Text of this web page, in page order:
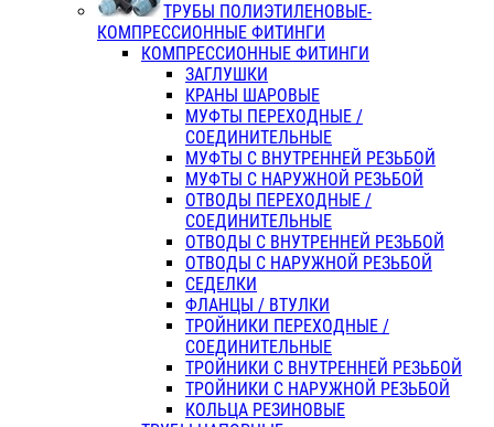
ТРУБЫ ПОЛИЭТИЛЕНОВЫЕ-
КОМПРЕССИОННЫЕ ФИТИНГИ
КОМПРЕССИОННЫЕ ФИТИНГИ
ЗАГЛУШКИ
КРАНЫ ШАРОВЫЕ
МУФТЫ ПЕРЕХОДНЫЕ /
СОЕДИНИТЕЛЬНЫЕ
МУФТЫ С ВНУТРЕННЕЙ РЕЗЬБОЙ
МУФТЫ С НАРУЖНОЙ РЕЗЬБОЙ
ОТВОДЫ ПЕРЕХОДНЫЕ /
СОЕДИНИТЕЛЬНЫЕ
ОТВОДЫ С ВНУТРЕННЕЙ РЕЗЬБОЙ
ОТВОДЫ С НАРУЖНОЙ РЕЗЬБОЙ
СЕДЕЛКИ
ФЛАНЦЫ / ВТУЛКИ
ТРОЙНИКИ ПЕРЕХОДНЫЕ /
СОЕДИНИТЕЛЬНЫЕ
ТРОЙНИКИ С ВНУТРЕННЕЙ РЕЗЬБОЙ
ТРОЙНИКИ С НАРУЖНОЙ РЕЗЬБОЙ
КОЛЬЦА РЕЗИНОВЫЕ